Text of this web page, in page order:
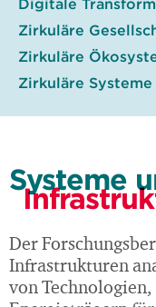
Digitale
Zirkuläre
Zirkuläre
Zirkuläre Systeme
Systeme
Der
Infrastrukturen
von